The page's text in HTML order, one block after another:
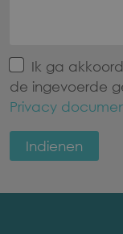
Ik ga
de ingevoerde
Privacy